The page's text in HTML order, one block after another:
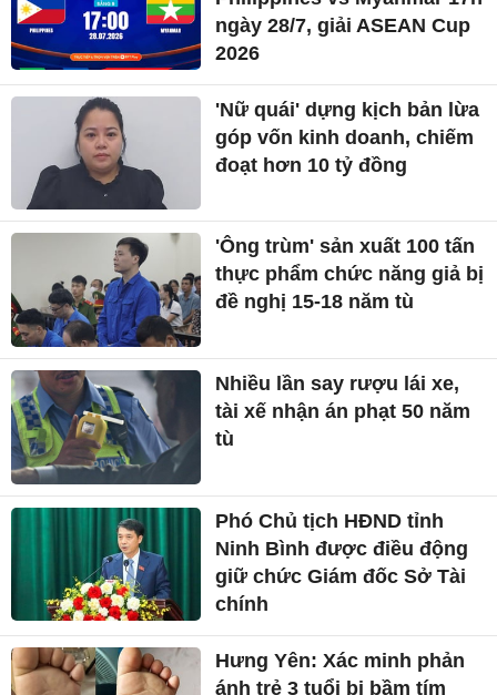
ngày 28/7, giải ASEAN Cup
2026
'Nữ quái' dựng kịch bản lừa
góp vốn kinh doanh, chiếm
đoạt hơn 10 tỷ đồng
'Ông trùm' sản xuất 100 tấn
thực phẩm chức năng giả bị
đề nghị 15-18 năm tù
Nhiều lần say rượu lái xe,
tài xế nhận án phạt 50 năm
tù
Phó Chủ tịch HĐND tỉnh
Ninh Bình được điều động
giữ chức Giám đốc Sở Tài
chính
Hưng Yên: Xác minh phản
ánh trẻ 3 tuổi bị bầm tím